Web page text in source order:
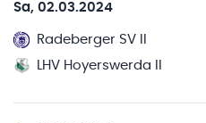
Sa, 02.03.2024
Radeberger SV II
LHV Hoyerswerda II